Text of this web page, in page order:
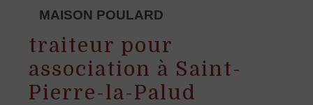
MAISON POULARD
traiteur pour
association à Saint-
Pierre-la-Palud